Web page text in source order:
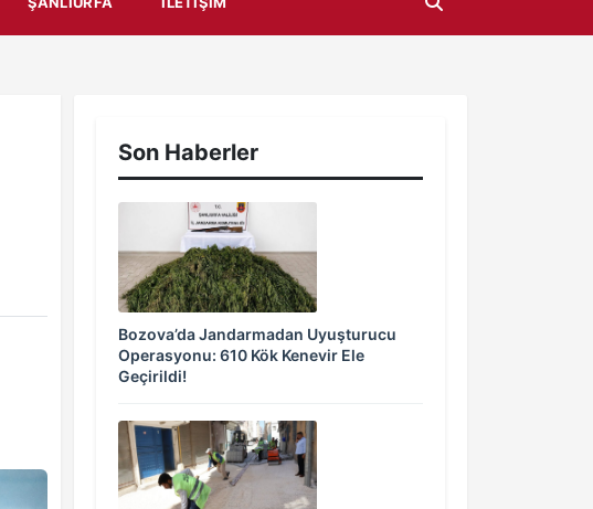
Son Haberler
Bozova’da Jandarmadan Uyuşturucu
Operasyonu: 610 Kök Kenevir Ele
Geçirildi!